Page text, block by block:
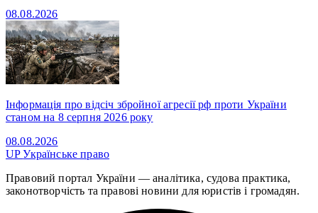
08.08.2026
Інформація про відсіч збройної агресії рф проти України
станом на 8 серпня 2026 року
08.08.2026
UPУкраїнське право
Правовий портал України — аналітика, судова практика,
законотворчість та правові новини для юристів і громадян.